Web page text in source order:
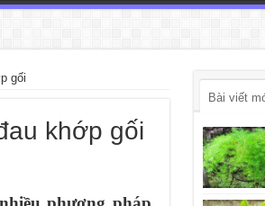
gối
khớp gối
Bài viết